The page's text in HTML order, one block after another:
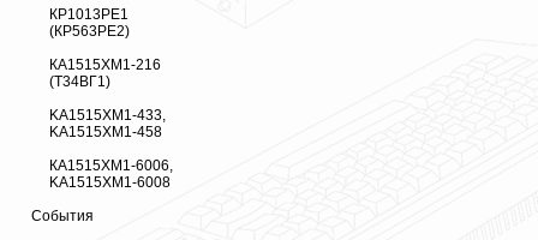
КР1013РЕ1
(КР563РЕ2)
КА1515ХМ1-216
(Т34ВГ1)
KA1515XM1-433,
KA1515XM1-458
КА1515ХМ1-6006,
KA1515XM1-6008
События